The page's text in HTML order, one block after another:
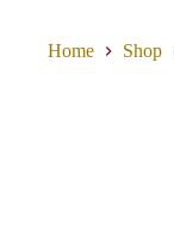
Home Shop